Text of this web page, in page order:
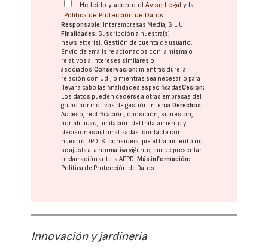
He leído y acepto elAviso Legal y la
Política de Protección de Datos
Responsable: Interempresas Media, S.L.U.
Finalidades: Suscripción a nuestra(s)
newsletter(s). Gestión de cuenta de usuario.
Envío de emails relacionados con la misma o
relativos a intereses similares o
asociados.Conservación: mientras dure la
relación con Ud., o mientras sea necesario para
llevar a cabo las finalidades especificadasCesión:
Los datos pueden cederse a otras empresas del
grupo por motivos de gestión interna. Derechos:
Acceso, rectificación, oposición, supresión,
portabilidad, limitación del tratatamiento y
decisiones automatizadas: contacte con
nuestro DPD. Si considera que el tratamiento no
se ajusta a la normativa vigente, puede presentar
reclamación ante laAEPD. Más información:
Política de Protección de Datos
Innovación y jardinería